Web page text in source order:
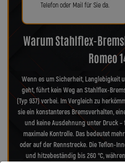
Telefon oder Mail für Sie da.
Warum Stahlflex-
Romeo
Wenn es um Sicherheit, Langlebigkeit
geht, führt kein Weg an Stahlflex-
(Typ 937) vorbei. Im Vergleich zu
sie ein konstanteres Bremsverhalten,
und keine Ausdehnung unter Druck
maximale Kontrolle. Das bedeutet
oder auf der Rennstrecke. Die Teflon-
und hitzebeständig bis 260 °C,